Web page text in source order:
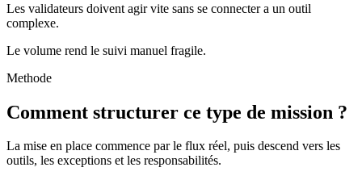
Les validateurs doivent agir vite sans se connecter a un outil
complexe.
Le volume rend le suivi manuel fragile.
Methode
Comment structurer ce type de mission ?
La mise en place commence par le flux réel, puis descend vers les
outils, les exceptions et les responsabilités.